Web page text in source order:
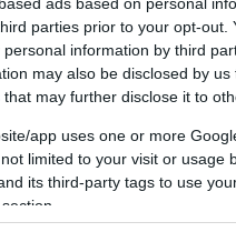
parties prior to your opt-
information by third
may also be disclosed by
that may further disclose it to
app uses one or more
limited to your visit or usage
its third-party tags to use